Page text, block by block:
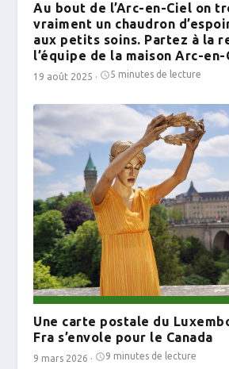
Au bout de l’Arc-en-Ciel on
vraiment un chaudron
aux petits soins. Partez à la
l’équipe de la maison Arc-
19 août 2025 · 5 minutes de lecture
Une carte postale du
Fra s’envole pour le Canada
9 mars 2026 · 9 minutes de lecture